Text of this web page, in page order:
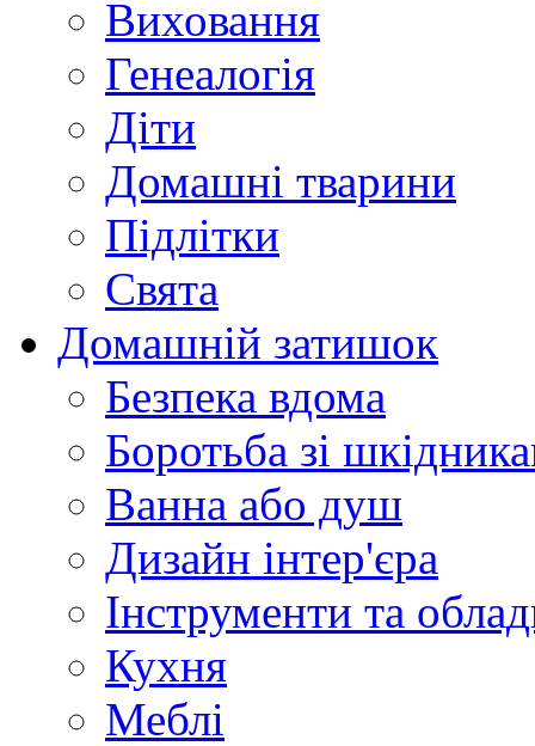
Виховання
Генеалогія
Діти
Домашні тварини
Підлітки
Свята
Домашній затишок
Безпека вдома
Боротьба зі
Ванна або душ
Дизайн інтер'єра
Інструменти та
Кухня
Меблі